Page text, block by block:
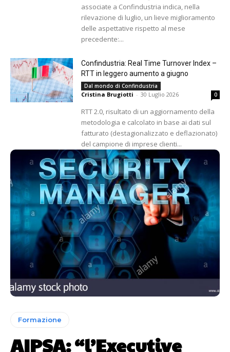
associate a Confindustria indica, nella
rilevazione di luglio, un lieve miglioramento
delle aspettative rispetto al mese
precedente:...
Confindustria: Real Time Turnover Index –
RTT in leggero aumento a giugno
Dal mondo di Confindustria
Cristina Brugiotti - 30 Luglio 2026 0
RTT 2.0, risultato di un aggiornamento della
metodologia e calcolato in base ai dati sul
fatturato (destagionalizzato e deflazionato)
del campione di imprese clienti...
Formazione
AIPSA: “l’Executive